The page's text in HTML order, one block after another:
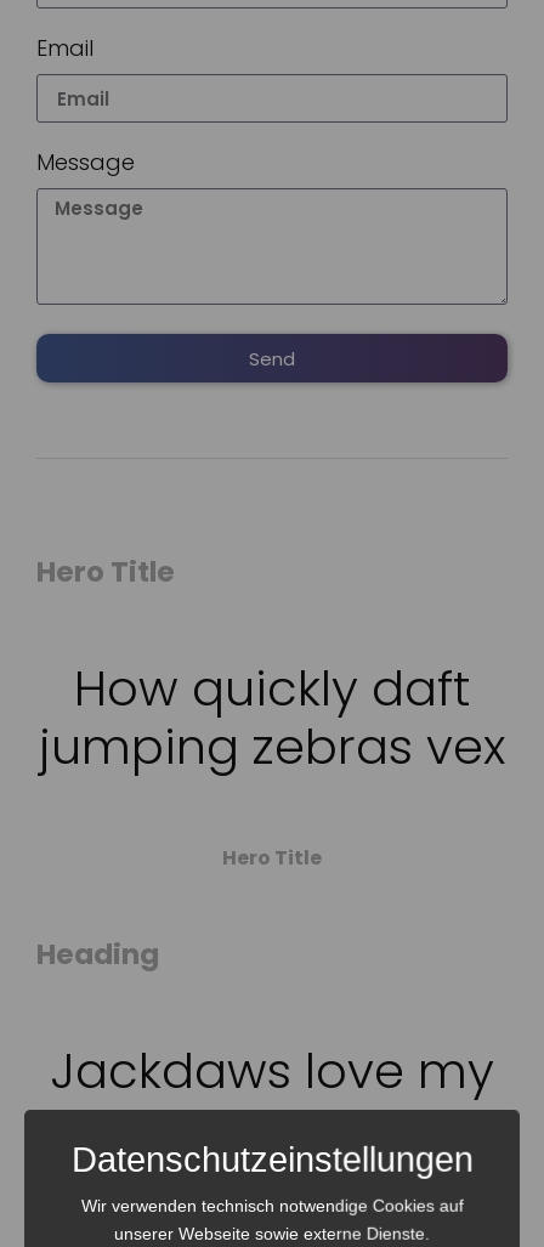
Email
Message
Send
Hero Title
How quickly daft
jumping zebras vex
Hero Title
Heading
Jackdaws love my
big sphinx of quartz
H1
Datenschutzeinstellungen
Wir verwenden technisch notwendige Cookies auf
unserer Webseite sowie externe Dienste.